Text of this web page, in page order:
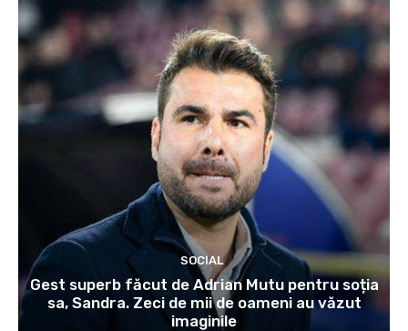
SOCIAL
Gest superb făcut de Adrian Mutu pentru soția
sa, Sandra. Zeci de mii de oameni au văzut
imaginile